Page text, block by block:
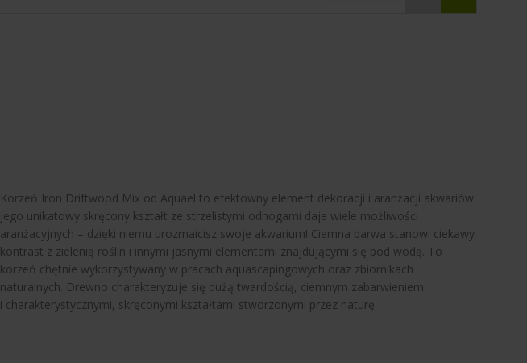
Korzeń Iron Driftwood Mix od Aquael to efektowny element dekoracji i aranżacji akwariów.
Jego unikatowy skręcony kształt ze strzelistymi odnogami daje wiele możliwości
aranżacyjnych – dzięki niemu urozmaicisz swoje akwarium! Ciemna barwa stanowi ciekawy
kontrast z zielenią roślin i innymi jasnymi elementami znajdującymi się pod wodą. To
korzeń chętnie wykorzystywany w pracach aquascapingowych oraz zbiornikach
naturalnych. Drewno charakteryzuje się dużą twardością, ciemnym zabarwieniem
i charakterystycznymi, skręconymi kształtami stworzonymi przez naturę.